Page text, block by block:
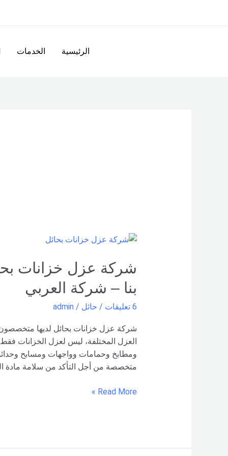
الرئيسية الخدمات
بنا – شركة العربي
6 تعليقات / حائل /
admin
شركة عزل خزانات بحائل لديها
العزل المختلفة، ليس لعزل الخزانات
ومطابخ وحمامات وواجهات ومسابح
متخصصة من أجل التأكد من سلامة مادة
شركة
خزانات
بحائل
–
0551154864
بنا –
شركة العربي
Read More »